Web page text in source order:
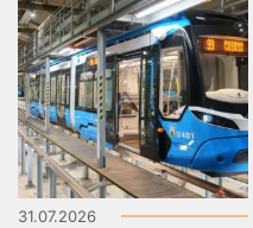
31.07.2026